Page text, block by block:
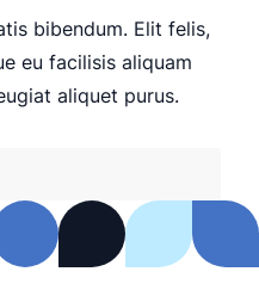
bibendum. Elit felis,
eu facilisis aliquam
aliquet purus.